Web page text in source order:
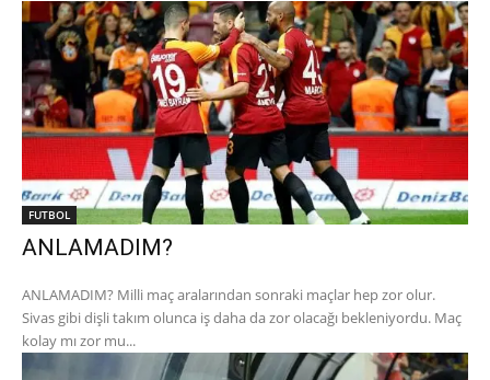
FUTBOL
ANLAMADIM?
ANLAMADIM? Milli maç aralarından sonraki maçlar hep zor olur.
Sivas gibi dişli takım olunca iş daha da zor olacağı bekleniyordu. Maç
kolay mı zor mu...